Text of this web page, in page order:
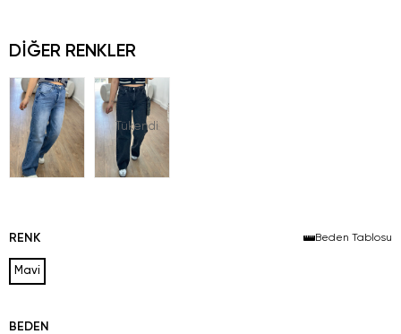
DIĞER RENKLER
Tükendi
RENK Beden Tablosu
Mavi
BEDEN